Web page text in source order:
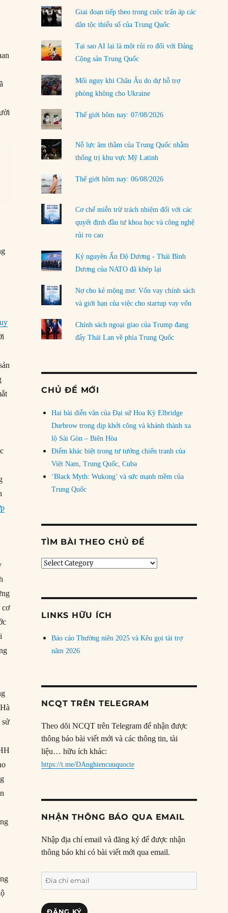
cơ
sử
Điểm mù chiến lược của Trump tại Thái Bình
03/08/2026
Đặt cược vào thất bại: Các quỹ đầu tư mạo
hiểm quốc gia và khía cạnh chính trị của vốn
rủi ro
02/08/2026
Làm thế nào để kết thúc Chiến tranh Iran?
01/08/2026
Chiến lược kế tiếp của Bắc Kinh ở Biển Đông
31/07/2026
LOAD MORE
Giai đoạn tiếp theo trong cuộc trấn áp các
dân tộc thiểu số của Trung Quốc
Tại sao AI lại là một rủi ro đối với Đảng
Cộng sản Trung Quốc
Mối nguy khi Châu Âu do dự hỗ trợ
phòng không cho Ukraine
Thế giới hôm nay: 07/08/2026
Nỗ lực âm thầm của Trung Quốc nhằm
thống trị khu vực Mỹ Latinh
Thế giới hôm nay: 06/08/2026
Cơ chế miễn trừ trách nhiệm đối với các
quyết định đầu tư khoa học và công nghệ
rủi ro cao
Kỷ nguyên Ấn Độ Dương - Thái Bình
Dương của NATO đã khép lại
Nợ cho kẻ mộng mơ: Vốn vay chính sách
và giới hạn của việc cho startup vay vốn
Chính sách ngoại giao của Trump đang
đẩy Thái Lan về phía Trung Quốc
CHỦ ĐỀ MỚI
Hai bài diễn văn của Đại sứ Hoa Kỳ Elbridge
Durbrow trong dịp khởi công và khánh thành xa
lộ Sài Gòn – Biên Hòa
Điểm khác biệt trong tư tưởng chiến tranh của
Việt Nam, Trung Quốc, Cuba
‘Black Myth: Wukong’ và sức mạnh mềm của
Trung Quốc
TÌM BÀI THEO CHỦ ĐỀ
Tìm
LINKS HỮU ÍCH
Báo cáo Thường niên 2025 và Kêu gọi tài trợ
năm 2026
NCQT TRÊN TELEGRAM
Theo dõi NCQT trên Telegram để nhận được
thông báo bài viết mới và các thông tin, tài
liệu… hữu ích khác:
https://t.me/DAnghiencuuquocte
NHẬN THÔNG BÁO QUA EMAIL
Nhập địa chỉ email và đăng ký để được nhận
thông báo khi có bài viết mới qua email.
Địa
chỉ
email